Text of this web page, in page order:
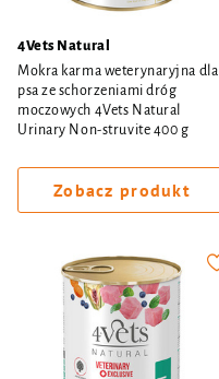
4Vets Natural
Mokra karma weterynaryjna dla
psa ze schorzeniami dróg
moczowych 4Vets Natural
Urinary Non-struvite 400 g
Zobacz produkt